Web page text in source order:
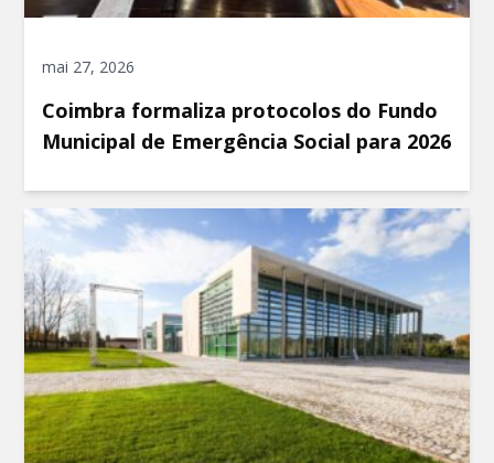
mai 27, 2026
Coimbra formaliza protocolos do Fundo
Municipal de Emergência Social para 2026